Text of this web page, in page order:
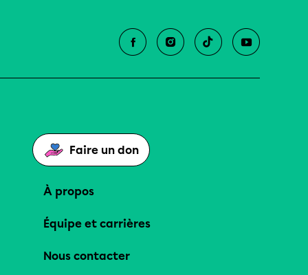
Faire un don
À propos
Équipe et carrières
Nous contacter